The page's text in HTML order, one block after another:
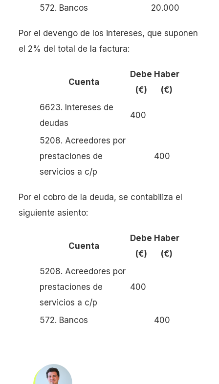
572. Bancos 20.000
Por el devengo de los intereses, que suponen
el 2% del total de la factura:
Cuenta
Debe
(€)
Haber
(€)
6623. Intereses de
deudas
400
5208. Acreedores por
prestaciones de
servicios a c/p
400
Por el cobro de la deuda, se contabiliza el
siguiente asiento:
Cuenta
Debe
(€)
Haber
(€)
5208. Acreedores por
prestaciones de
servicios a c/p
400
572. Bancos 400